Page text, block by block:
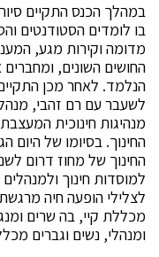
במהלך הכנס התקיים
בו לומדים הסטודנטים
מדומה וקירות מגע,
החושים השונים,
הנלמד. לאחר מכן
לשעבר עם רם זהבי,
מנהיגות חינוכית
החינוך. בסיומו של היום
החינוך של מחוז דרום
למוסדות חינוך
לצלילי הופעה חיה
מכללת קיי, בה שרים
ומנהלי, נשים וגברים